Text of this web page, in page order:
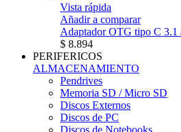
Vista rápida
Añadir a comparar
Adaptador OTG tipo C 3.1
$ 8.894
PERIFERICOS
ALMACENAMIENTO
Pendrives
Memoria SD / Micro SD
Discos Externos
Discos de PC
Discos de Notebooks